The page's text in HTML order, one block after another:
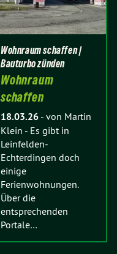
Wohnraum schaffen |
Bauturbo zünden
Wohnraum
schaffen
18.03.26 - von Martin
Klein - Es gibt in
Leinfelden-
Echterdingen doch
einige
Ferienwohnungen.
Über die
entsprechenden
Portale…